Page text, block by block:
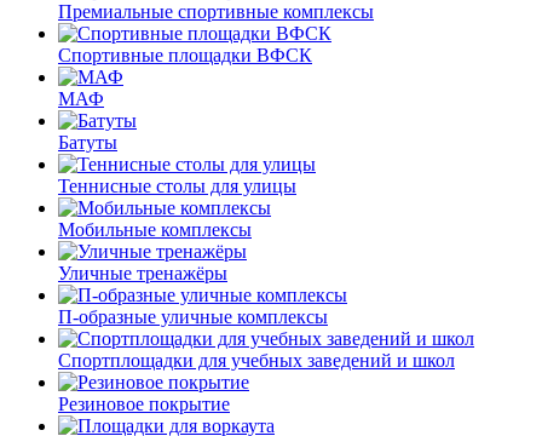
Премиальные спортивные комплексы
Спортивные площадки ВФСК
МАФ
Батуты
Теннисные столы для улицы
Мобильные комплексы
Уличные тренажёры
П-образные уличные комплексы
Спортплощадки для учебных заведений и школ
Резиновое покрытие